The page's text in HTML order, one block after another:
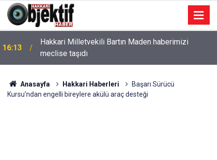
16:13
Hakkari Milletvekili Bartın Maden haberimizi
meclise taşıdı
Anasayfa Hakkari Haberleri
Başarı Sürücü
Kursu’ndan engelli bireylere akülü araç desteği